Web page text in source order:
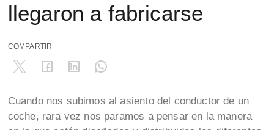
llegaron a fabricarse
COMPARTIR
Cuando nos subimos al asiento del conductor de un
coche, rara vez nos paramos a pensar en la manera